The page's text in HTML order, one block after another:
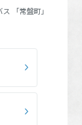
ス
「常盤町」